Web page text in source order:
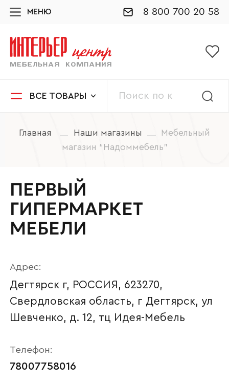
МЕНЮ 8 800 700 20 58
ВСЕ ТОВАРЫ
Главная Наши магазины
Мебельный
магазин “Надоммебель”
ПЕРВЫЙ
ГИПЕРМАРКЕТ
МЕБЕЛИ
Адрес:
Дегтярск г, РОССИЯ, 623270,
Свердловская область, г Дегтярск, ул
Шевченко, д. 12, тц Идея-Мебель
Телефон:
78007758016
Ваше имя